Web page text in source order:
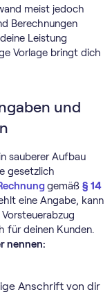
meist jedoch
Berechnungen
Leistung
Vorlage bringt dich
und
sauberer Aufbau
gesetzlich
gemäß § 14
eine Angabe, kann
für deinen Kunden.
nennen:
Anschrift von dir